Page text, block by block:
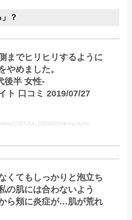
？
までヒリヒリするように
やめました。
後半 女性-
ト 口コミ 2019/07/27
1/287054_10000035/dcms-hzl4u-
くてもしっかりと泡立ち
の肌には合わないよう
ら頬に炎症が…肌が荒れ